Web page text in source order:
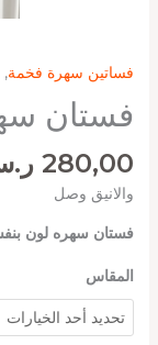
فساتين سهرة فخمة,
فستان
280,00
والانيق وصل
فستان سهره لون
المقاس